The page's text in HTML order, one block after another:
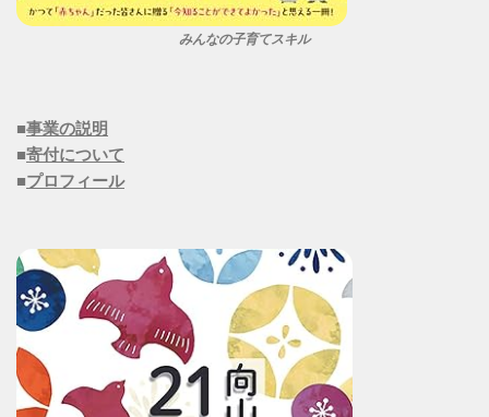
みんなの子育てスキル
■事業の説明
■寄付について
■プロフィール